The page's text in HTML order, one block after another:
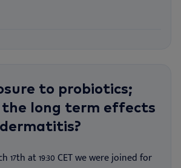
to probiotics;
long term effects
17th at 19:30 CET we were joined for